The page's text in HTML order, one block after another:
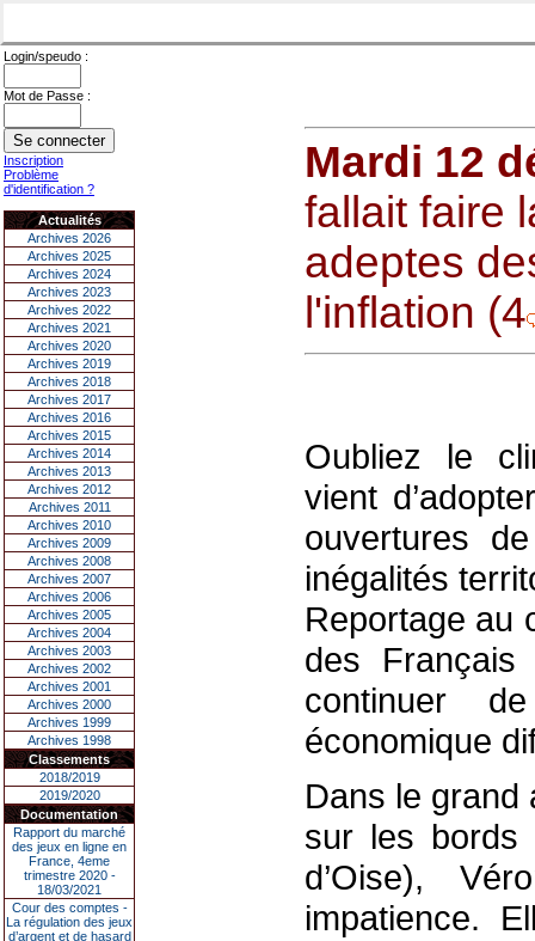
Login/speudo :
Mot de Passe :
Inscription
Problème
d'identification ?
Actualités
Archives 2026
Archives 2025
Archives 2024
Archives 2023
Archives 2022
Archives 2021
Archives 2020
Archives 2019
Archives 2018
Archives 2017
Archives 2016
Archives 2015
Archives 2014
Archives 2013
Archives 2012
Archives 2011
Archives 2010
Archives 2009
Archives 2008
Archives 2007
Archives 2006
Archives 2005
Archives 2004
Archives 2003
Archives 2002
Archives 2001
Archives 2000
Archives 1999
Archives 1998
Classements
2018/2019
2019/2020
Documentation
Rapport du marché
des jeux en ligne en
France, 4eme
trimestre 2020 -
18/03/2021
Cour des comptes -
La régulation des jeux
d’argent et de hasard
Mardi 12
fallait faire
adeptes
l'inflation (4
Oubliez le
vient
ouvertures
inégalités
Reportage au
des
continuer
économique
Dans le grand
sur les bords
d’Oise),
impatience.